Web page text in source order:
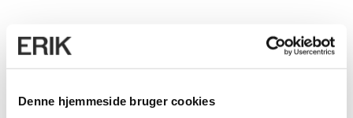
Denne hjemmeside bruger cookies